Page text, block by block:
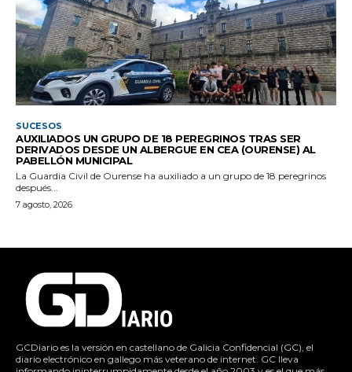
SUCESOS
AUXILIADOS UN GRUPO DE 18 PEREGRINOS TRAS SER
DERIVADOS DESDE UN ALBERGUE EN CEA (OURENSE) AL
PABELLÓN MUNICIPAL
La Guardia Civil de Ourense ha auxiliado a un grupo de 18 peregrinos
después...
7 agosto, 2026
GCDiario es la versión en castellano de Galicia Confidencial (GC), el
diario electrónico en gallego más veterano de internet. GC lleva